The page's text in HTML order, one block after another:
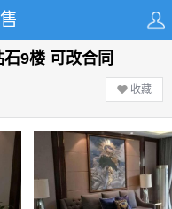
9楼 可改合同
收藏